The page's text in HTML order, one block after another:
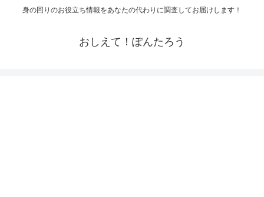
身の回りのお役立ち情報をあなたの代わりに調査してお届けします！
おしえて！ぽんたろう